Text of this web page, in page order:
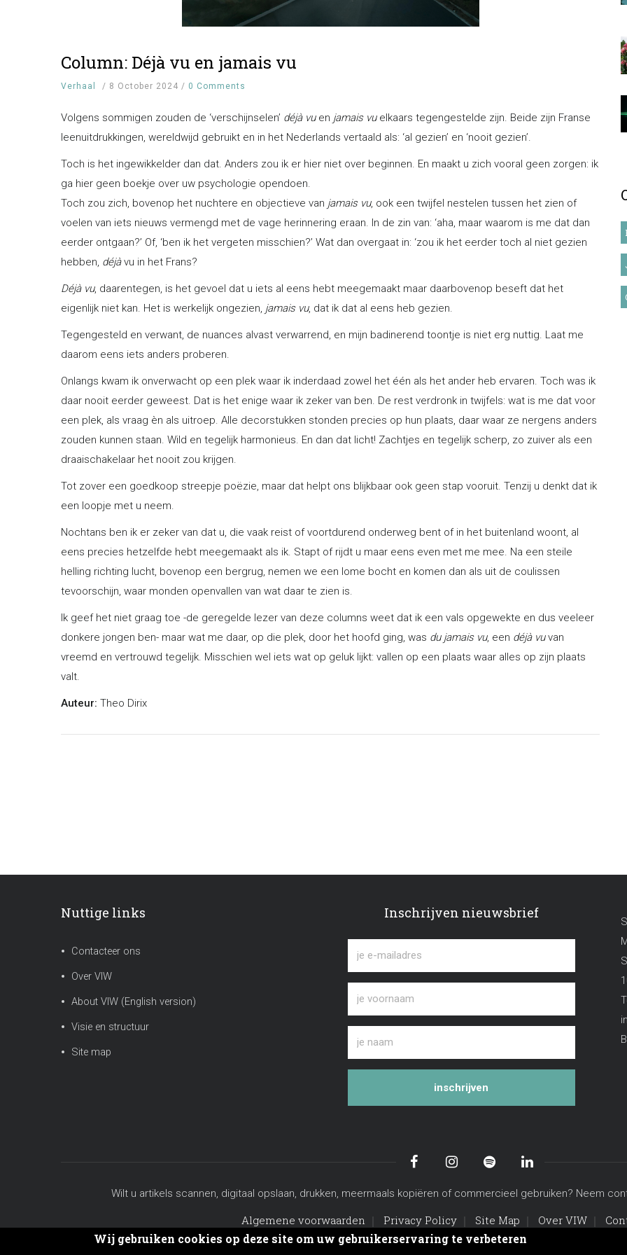
Column: Déjà vu en jamais vu
Verhaal / 8 October 2024 / 0 Comments
Volgens sommigen zouden de ‘verschijnselen’ déjà vuen jamais vuelkaars tegengestelde zijn. Beide zijn Franse
leenuitdrukkingen, wereldwijd gebruikt en in het Nederlands vertaald als: ‘al gezien’ en ‘nooit gezien’.
Toch is het ingewikkelder dan dat. Anders zou ik er hier niet over beginnen. En maakt u zich vooral geen zorgen: ik
ga hier geen boekje over uw psychologie opendoen.
Toch zou zich, bovenop het nuchtere en objectieve van jamais vu, ook een twijfel nestelen tussen het zien of
voelen van iets nieuws vermengd met de vage herinnering eraan. In de zin van: ‘aha, maar waarom is me dat dan
eerder ontgaan?’ Of, ‘ben ik het vergeten misschien?’ Wat dan overgaat in: ‘zou ik het eerder toch al niet gezien
hebben, déjàvu in het Frans?
Déjà vu, daarentegen, is het gevoel dat u iets al eens hebt meegemaakt maar daarbovenop beseft dat het
eigenlijk niet kan. Het is werkelijk ongezien, jamais vu, dat ik dat al eens heb gezien.
Tegengesteld en verwant, de nuances alvast verwarrend, en mijn badinerend toontje is niet erg nuttig. Laat me
daarom eens iets anders proberen.
Onlangs kwam ik onverwacht op een plek waar ik inderdaad zowel het één als het ander heb ervaren. Toch was ik
daar nooit eerder geweest. Dat is het enige waar ik zeker van ben. De rest verdronk in twijfels: wat is me dat voor
een plek, als vraag èn als uitroep. Alle decorstukken stonden precies op hun plaats, daar waar ze nergens anders
zouden kunnen staan. Wild en tegelijk harmonieus. En dan dat licht! Zachtjes en tegelijk scherp, zo zuiver als een
draaischakelaar het nooit zou krijgen.
Tot zover een goedkoop streepje poëzie, maar dat helpt ons blijkbaar ook geen stap vooruit. Tenzij u denkt dat ik
een loopje met u neem.
Nochtans ben ik er zeker van dat u, die vaak reist of voortdurend onderweg bent of in het buitenland woont, al
eens precies hetzelfde hebt meegemaakt als ik. Stapt of rijdt u maar eens even met me mee. Na een steile
helling richting lucht, bovenop een bergrug, nemen we een lome bocht en komen dan als uit de coulissen
tevoorschijn, waar monden openvallen van wat daar te zien is.
Ik geef het niet graag toe -de geregelde lezer van deze columns weet dat ik een vals opgewekte en dus veeleer
donkere jongen ben- maar wat me daar, op die plek, door het hoofd ging, was du jamais vu, een déjà vuvan
vreemd en vertrouwd tegelijk. Misschien wel iets wat op geluk lijkt: vallen op een plaats waar alles op zijn plaats
valt.
Auteur: Theo Dirix
Nuttige links
Contacteer ons
Over VIW
About VIW (English version)
Visie en structuur
Site map
Inschrijven nieuwsbrief
inschrijven
Wilt u artikels scannen, digitaal opslaan, drukken, meermaals kopiëren of commercieel gebruiken? Neem
Algemene voorwaarden Privacy Policy Site Map Over VIW
© Copyright viw.be 2026. All Rights Reserved.
Wij gebruiken cookies op deze site om uw gebruikerservaring te verbeteren